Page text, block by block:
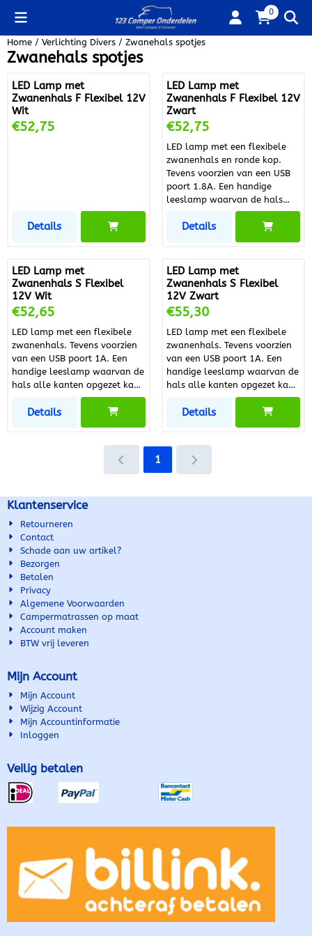
Cookievoorkeuren zijn beschikbaar. Kies instellingen of sta
0
Home / Verlichting Divers / Zwanehals spotjes
Zwanehals spotjes
LED Lamp met
Zwanenhals F Flexibel 12V
Wit
Prijs: 52,75
€52,75
Details
LED Lamp met
Zwanenhals F Flexibel 12V
Zwart
Prijs: 52,75
€52,75
LED lamp met een flexibele
zwanenhals en ronde kop.
Tevens voorzien van een USB
poort 1.8A. Een handige
leeslamp waarvan de hals
alle kanten opgezet kan
worden. Artikel informatie
Artikel nummer leverancier
Outdoor EAN 2000022082266
Artikel specificaties Kleur
Zwart Materiaal Siliconen
Lengte Product 44,50 cm
Aansluitspanning 12 V
Lichtsterkte 90 lm Lichtkleur
4000 K Type Lichtbron LED
Dimbaar Nee
Details
LED Lamp met
Zwanenhals S Flexibel
12V Wit
Prijs: 52,65
€52,65
LED lamp met een flexibele
zwanenhals. Tevens voorzien
van een USB poort 1A. Een
handige leeslamp waarvan de
hals alle kanten opgezet kan
Artikel nummer leverancier
Lichtsterkte 80 lm Lichtkleur
Dimbaar Nee
Details
LED Lamp met
Zwanenhals S Flexibel
12V Zwart
Prijs: 55,30
€55,30
LED lamp met een flexibele
zwanenhals. Tevens voorzien
van een USB poort 1A. Een
handige leeslamp waarvan de
hals alle kanten opgezet kan
Artikel nummer leverancier
Artikel specificaties Kleur
Zwart Materiaal Siliconen
Lengte Product 38 cm
Details
1
Klantenservice
Retourneren
Contact
Schade aan uw artikel?
Bezorgen
Betalen
Privacy
Algemene Voorwaarden
Campermatrassen op maat
Account maken
BTW vrij leveren
Mijn Account
Mijn Account
Wijzig Account
Mijn Accountinformatie
Inloggen
Veilig betalen